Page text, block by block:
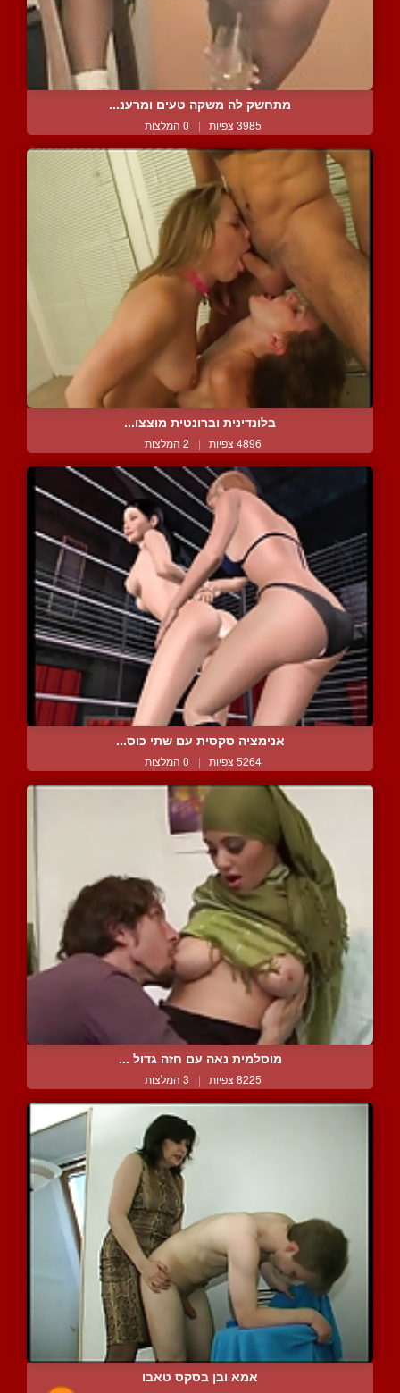
מתחשק לה משקה טעים ומרענ...
3985 צפיות | 0 המלצות
בלונדינית וברונטית מוצצו...
4896 צפיות | 2 המלצות
אנימציה סקסית עם שתי כוס...
5264 צפיות | 0 המלצות
מוסלמית נאה עם חזה גדול ...
8225 צפיות | 3 המלצות
אמא ובן בסקס טאבו